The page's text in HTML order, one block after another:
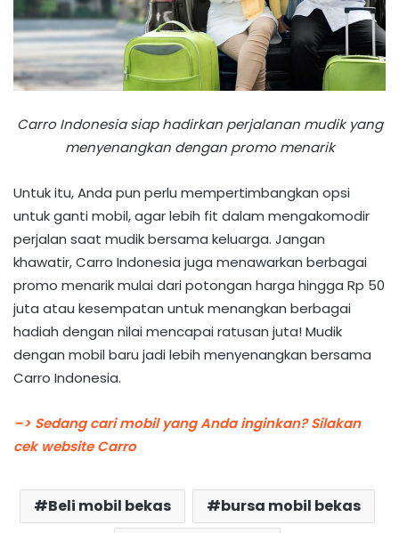
Carro Indonesia siap hadirkan perjalanan mudik yang
menyenangkan dengan promo menarik
Untuk itu, Anda pun perlu mempertimbangkan opsi
untuk ganti mobil, agar lebih fit dalam mengakomodir
perjalan saat mudik bersama keluarga. Jangan
khawatir, Carro Indonesia juga menawarkan berbagai
promo menarik mulai dari potongan harga hingga Rp 50
juta atau kesempatan untuk menangkan berbagai
hadiah dengan nilai mencapai ratusan juta! Mudik
dengan mobil baru jadi lebih menyenangkan bersama
Carro Indonesia.
–> Sedang cari mobil yang Anda inginkan? Silakan
cek website Carro
Beli mobil bekas
bursa mobil bekas